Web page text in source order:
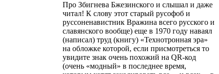
Про Збигнева Бжезинского и слышал и даже
читал! К слову этот старый русофоб и
руссоненавистник Вражина всего русского и
славянского вообще) еще в 1970 году наваял
(написал) труд (книгу) «Технотронная эра»
на обложке которой, если присмотреться то
увидите знак очень похожий на QR-код
(очень «модный» в последнее время,